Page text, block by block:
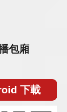
包廂
下載